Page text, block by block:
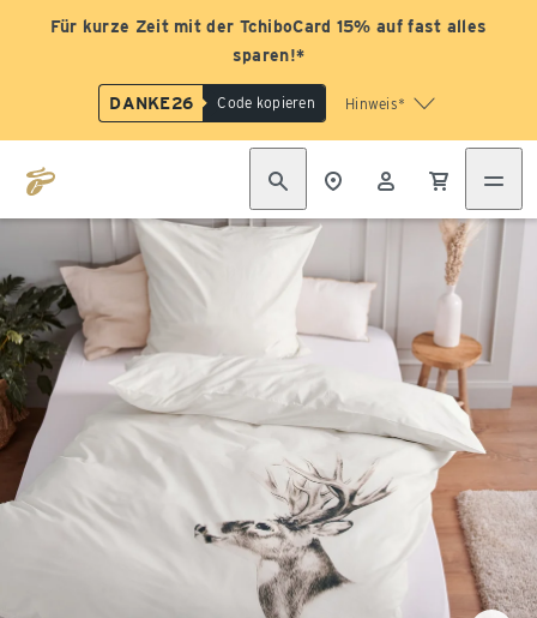
Für kurze Zeit mit der TchiboCard 15% auf fast alles
sparen!*
DANKE26 Code kopieren Hinweis*